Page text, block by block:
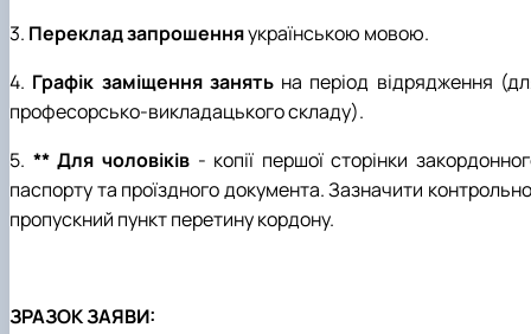
3. Переклад запрошенняукраїнською мовою.
4. Графік заміщення занятьна період відрядження
професорсько-викладацького складу).
5. ** Для чоловіків - копії першої сторінки
паспорту та проїздного документа. Зазначити
пропускний пункт перетину кордону.
ЗРАЗОК ЗАЯВИ: